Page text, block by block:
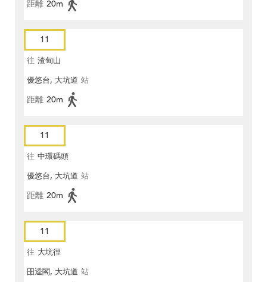
距離 20m
11
往 渣甸山
優悠台, 大坑道 站
距離 20m
11
往 中環碼頭
優悠台, 大坑道 站
距離 20m
11
往 大坑徑
昍逵閣, 大坑道 站